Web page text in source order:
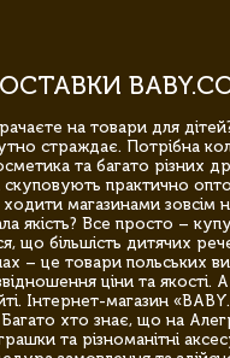
на товари для
страждає. Потрібна
та багато різних
скуповують практично
магазинами зовсім
якість? Все просто –
що більшість дитячих
– це товари польських
ціни та якості.
Інтернет-магазин
хто знає, що на
та різноманітні